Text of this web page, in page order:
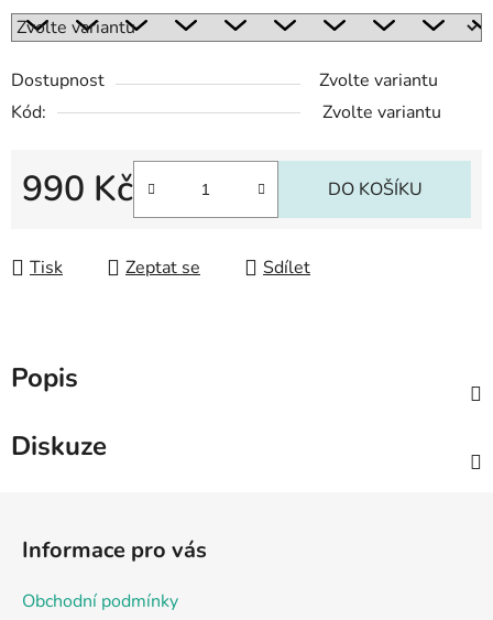
Dostupnost
Zvolte variantu
Kód:
Zvolte variantu
990 Kč DO KOŠÍKU
Tisk Zeptat se Sdílet
Popis
Diskuze
Informace pro vás
Obchodní podmínky